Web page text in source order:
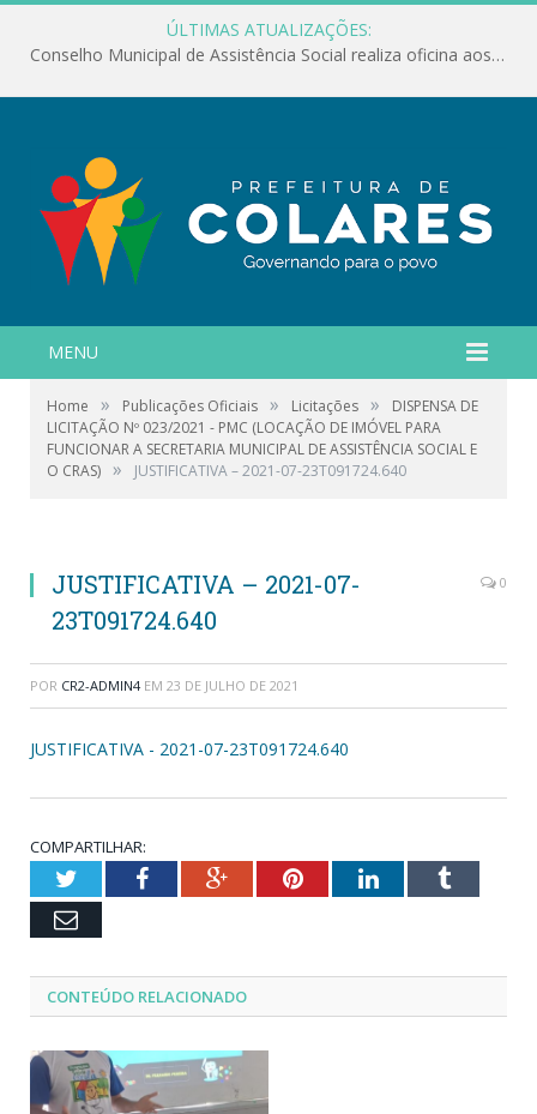
ÚLTIMAS ATUALIZAÇÕES:
Conselho Municipal de Assistência Social realiza oficina aos servidores
MENU
Home » Publicações Oficiais » Licitações »
DISPENSA DE
LICITAÇÃO Nº 023/2021 - PMC (LOCAÇÃO DE IMÓVEL PARA
FUNCIONAR A SECRETARIA MUNICIPAL DE ASSISTÊNCIA SOCIAL E
O CRAS) » JUSTIFICATIVA – 2021-07-23T091724.640
JUSTIFICATIVA – 2021-07-
23T091724.640
0
POR CR2-ADMIN4 EM 23 DE JULHO DE 2021
JUSTIFICATIVA - 2021-07-23T091724.640
COMPARTILHAR:
TwitterFacebookGoogle+PinterestLinkedInTumblr
Email
CONTEÚDO RELACIONADO